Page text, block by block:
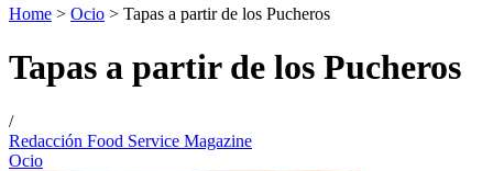
Home > Ocio > Tapas a partir de los Pucheros
Tapas a partir de los Pucheros
/
Redacción Food Service Magazine
Ocio